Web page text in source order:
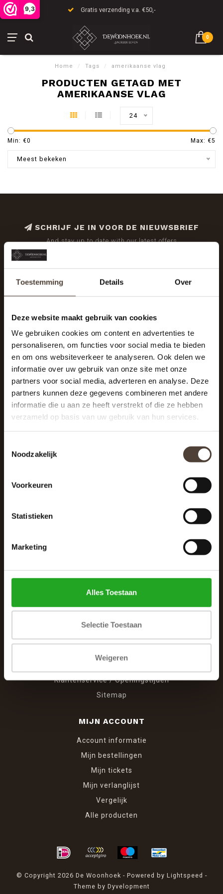
Toestemming Details Over
Deze website maakt gebruik van cookies
We gebruiken cookies om content en advertenties te
personaliseren, om functies voor social media te bieden
en om ons websiteverkeer te analyseren. Ook delen we
informatie over uw gebruik van onze site met onze
partners voor social media, adverteren en analyse. Deze
partners kunnen deze gegevens combineren met andere
informatie die u aan ze heeft verstrekt of die ze hebben
verzameld op basis van uw gebruik van hun services.
Noodzakelijk
Voorkeuren
Statistieken
Marketing
Alles Toestaan
Selectie Toestaan
Weigeren
9,3 Gratis verzending v.a. €50,-
0
Home / Tags / amerikaanse vlag
PRODUCTEN GETAGD MET
AMERIKAANSE VLAG
24
Min: €0 Max: €5
Meest bekeken
SCHRIJF JE IN VOOR DE NIEUWSBRIEF
And stay up to date with our latest offers
Winkelcentrum Woensel 342
INFORMATIE
Over ons
Algemene voorwaarden
Klachtenpagina
Klantenservice / Openingstijden
Sitemap
MIJN ACCOUNT
Account informatie
Mijn bestellingen
Mijn tickets
Mijn verlanglijst
Vergelijk
Alle producten
© Copyright 2026 De Woonhoek - Powered by Lightspeed -
Theme by Dyvelopment